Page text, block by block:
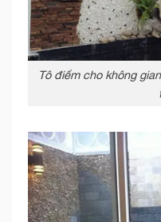
Tô điểm cho không